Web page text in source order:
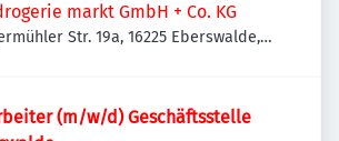
markt GmbH + Co. KG
Str. 19a, 16225 Eberswalde,
(m/w/d) Geschäftsstelle